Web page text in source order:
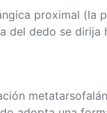
proximal (la
del dedo se